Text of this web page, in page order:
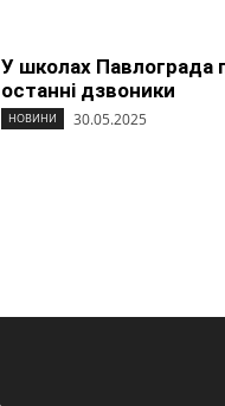
У школах Павлограда
останні дзвоники
НОВИНИ 30.05.2025